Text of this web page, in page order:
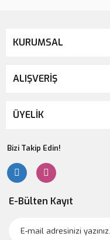
KURUMSAL
ALIŞVERİŞ
ÜYELİK
Bizi Takip Edin!
E-Bülten Kayıt